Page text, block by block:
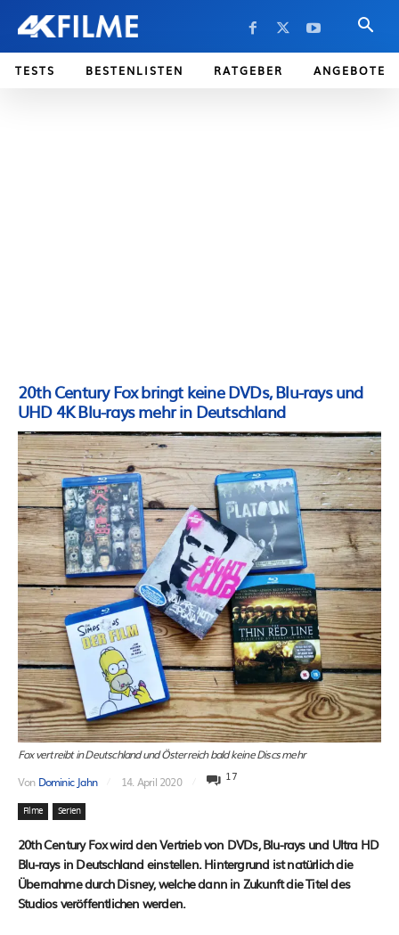
TESTS BESTENLISTEN RATGEBER ANGEBOTE
20th Century Fox bringt keine DVDs, Blu-rays und
UHD 4K Blu-rays mehr in Deutschland
Fox vertreibt in Deutschland und Österreich bald keine Discs mehr
Von Dominic Jahn 14. April 2020 17
Filme Serien
20th Century Fox wird den Vertrieb von DVDs, Blu-rays und Ultra HD
Blu-rays in Deutschland einstellen. Hintergrund ist natürlich die
Übernahme durch Disney, welche dann in Zukunft die Titel des
Studios veröffentlichen werden.